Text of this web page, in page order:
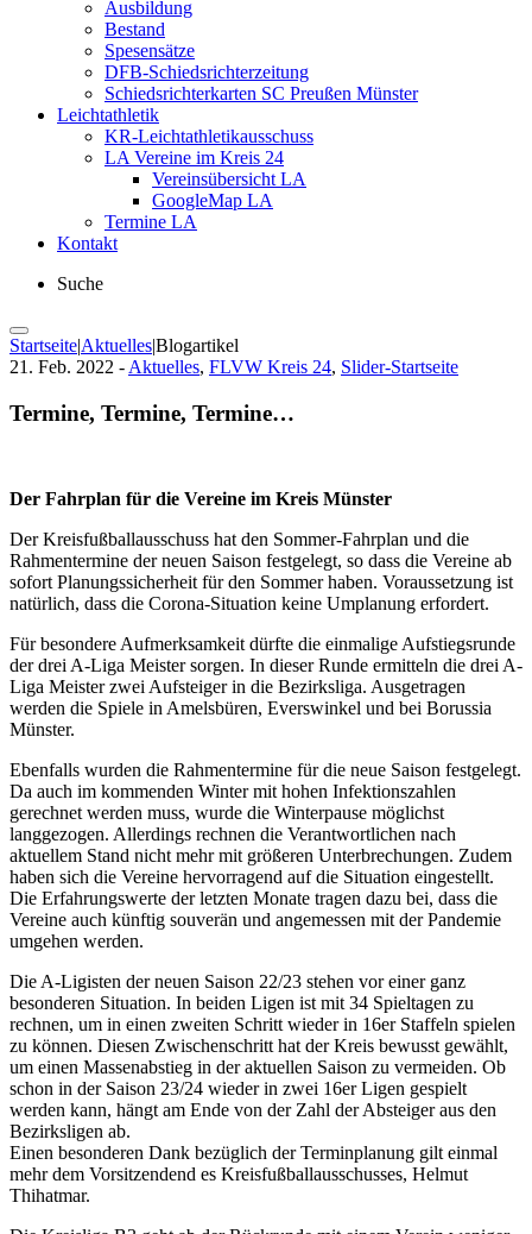
Ausbildung
Bestand
Spesensätze
DFB-Schiedsrichterzeitung
Schiedsrichterkarten SC Preußen Münster
Leichtathletik
KR-Leichtathletikausschuss
LA Vereine im Kreis 24
Vereinsübersicht LA
GoogleMap LA
Termine LA
Kontakt
Suche
Startseite|Aktuelles|Blogartikel
21. Feb. 2022 - Aktuelles, FLVW Kreis 24, Slider-Startseite
Termine, Termine, Termine…
Der Fahrplan für die Vereine im Kreis Münster
Der Kreisfußballausschuss hat den Sommer-Fahrplan und die
Rahmentermine der neuen Saison festgelegt, so dass die Vereine ab
sofort Planungssicherheit für den Sommer haben. Voraussetzung ist
natürlich, dass die Corona-Situation keine Umplanung erfordert.
Für besondere Aufmerksamkeit dürfte die einmalige Aufstiegsrunde
der drei A-Liga Meister sorgen. In dieser Runde ermitteln die drei A-
Liga Meister zwei Aufsteiger in die Bezirksliga. Ausgetragen
werden die Spiele in Amelsbüren, Everswinkel und bei Borussia
Münster.
Ebenfalls wurden die Rahmentermine für die neue Saison festgelegt.
Da auch im kommenden Winter mit hohen Infektionszahlen
gerechnet werden muss, wurde die Winterpause möglichst
langgezogen. Allerdings rechnen die Verantwortlichen nach
aktuellem Stand nicht mehr mit größeren Unterbrechungen. Zudem
haben sich die Vereine hervorragend auf die Situation eingestellt.
Die Erfahrungswerte der letzten Monate tragen dazu bei, dass die
Vereine auch künftig souverän und angemessen mit der Pandemie
umgehen werden.
Die A-Ligisten der neuen Saison 22/23 stehen vor einer ganz
besonderen Situation. In beiden Ligen ist mit 34 Spieltagen zu
rechnen, um in einen zweiten Schritt wieder in 16er Staffeln spielen
zu können. Diesen Zwischenschritt hat der Kreis bewusst gewählt,
um einen Massenabstieg in der aktuellen Saison zu vermeiden. Ob
schon in der Saison 23/24 wieder in zwei 16er Ligen gespielt
werden kann, hängt am Ende von der Zahl der Absteiger aus den
Bezirksligen ab.
Einen besonderen Dank bezüglich der Terminplanung gilt einmal
mehr dem Vorsitzendend es Kreisfußballausschusses, Helmut
Thihatmar.